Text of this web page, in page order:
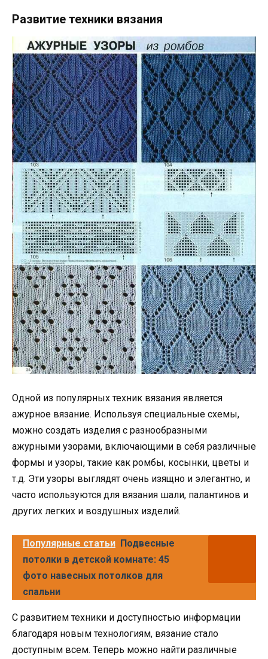
Развитие техники вязания
Одной из популярных техник вязания является
ажурное вязание. Используя специальные схемы,
можно создать изделия с разнообразными
ажурными узорами, включающими в себя различные
формы и узоры, такие как ромбы, косынки, цветы и
т.д. Эти узоры выглядят очень изящно и элегантно, и
часто используются для вязания шали, палантинов и
других легких и воздушных изделий.
Популярные статьи Подвесные
потолки в детской комнате: 45
фото навесных потолков для
спальни
С развитием техники и доступностью информации
благодаря новым технологиям, вязание стало
доступным всем. Теперь можно найти различные